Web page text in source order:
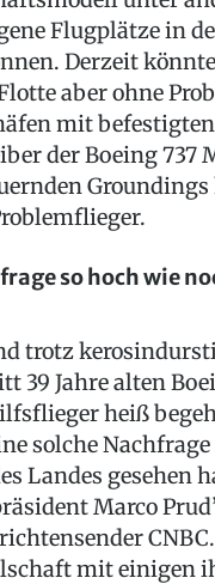
Flugplätze in
Derzeit
aber ohne
mit
der Boeing 737
so hoch wie
trotz
39 Jahre alten
heiß
solche
Landes gesehen
Marco
mit einigen